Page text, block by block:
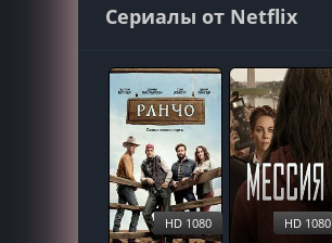
Сериалы от Netflix
HD 1080 HD 1080